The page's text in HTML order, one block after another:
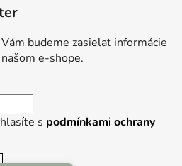
budeme zasielať informácie
e-shope.
s podmínkami ochrany